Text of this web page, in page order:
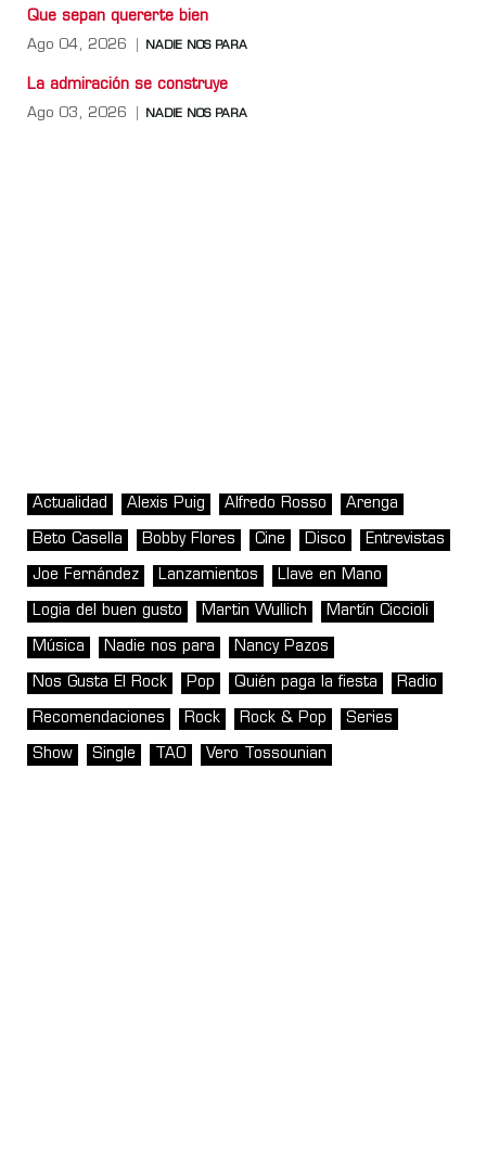
Que sepan quererte bien
Ago 04, 2026 NADIE NOS PARA
La admiración se construye
Ago 03, 2026 NADIE NOS PARA
Actualidad Alexis Puig Alfredo Rosso Arenga
Beto Casella Bobby Flores Cine Disco Entrevistas
Joe Fernández Lanzamientos Llave en Mano
Logia del buen gusto Martin Wullich Martín Ciccioli
Música Nadie nos para Nancy Pazos
Nos Gusta El Rock Pop Quién paga la fiesta Radio
Recomendaciones Rock Rock & Pop Series
Show Single TAO Vero Tossounian